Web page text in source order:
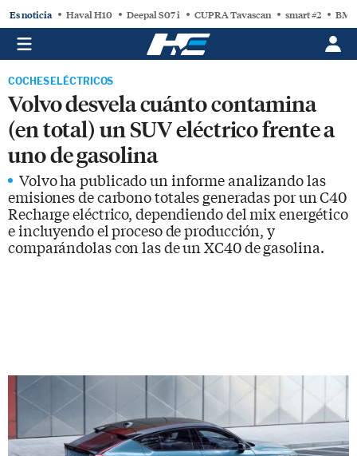
Es noticia Haval H10 Deepal S07 i CUPRA Tavascan smart #2
COCHES ELÉCTRICOS
Volvo desvela cuánto contamina
(en total) un SUV eléctrico frente a
uno de gasolina
Volvo ha publicado un informe analizando las
emisiones de carbono totales generadas por un C40
Recharge eléctrico, dependiendo del mix energético
e incluyendo el proceso de producción, y
comparándolas con las de un XC40 de gasolina.